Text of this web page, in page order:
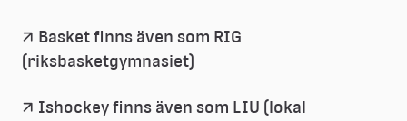
Basket finns även som RIG
(riksbasketgymnasiet)
Ishockey finns även som LIU (lokal